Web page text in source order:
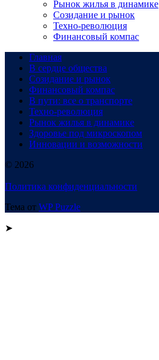
Рынок жилья в динамике
Созидание и рынок
Техно-революция
Финансовый компас
Главная
В сердце общества
Созидание и рынок
Финансовый компас
В пути: все о транспорте
Техно-революция
Рынок жилья в динамике
Здоровье под микроскопом
Инновации и возможности
© 2026
Политика конфиденциальности
Тема от WP Puzzle
➤